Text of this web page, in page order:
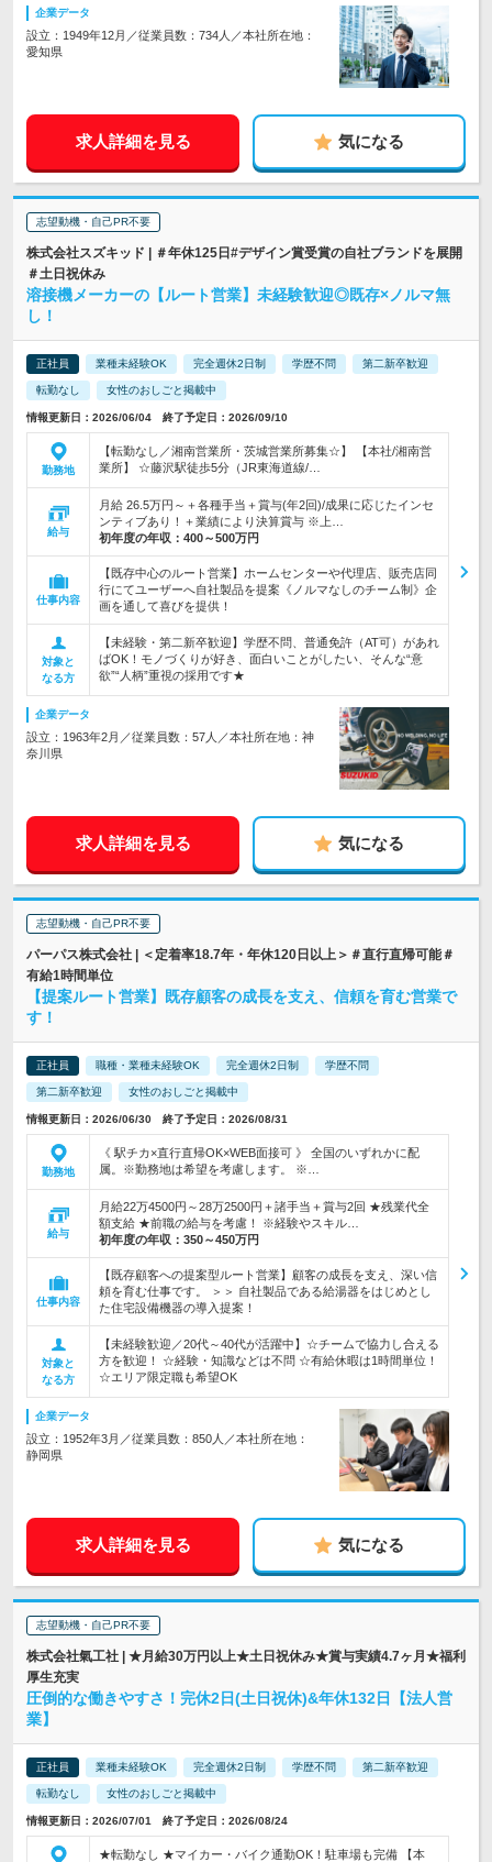
企業データ
設立：1949年12月／従業員数：734人／本社所在地：
愛知県
求人詳細を見る 気になる
志望動機・自己PR不要
株式会社スズキッド | ＃年休125日#デザイン賞受賞の自社ブランドを展開
＃土日祝休み
溶接機メーカーの【ルート営業】未経験歓迎◎既存×ノルマ無
し！
正社員 業種未経験OK 完全週休2日制 学歴不問 第二新卒歓迎
転勤なし 女性のおしごと掲載中
情報更新日：2026/06/04 終了予定日：2026/09/10
勤務地
【転勤なし／湘南営業所・茨城営業所募集☆】 【本社/湘南営
業所】 ☆藤沢駅徒歩5分（JR東海道線/…
給与
月給 26.5万円～＋各種手当＋賞与(年2回)/成果に応じたインセ
ンティブあり！＋業績により決算賞与 ※上…
初年度の年収： 400～500万円
仕事内容
【既存中心のルート営業】ホームセンターや代理店、販売店同
行にてユーザーへ自社製品を提案《ノルマなしのチーム制》企
画を通して喜びを提供！
対象と
なる方
【未経験・第二新卒歓迎】学歴不問、普通免許（AT可）があれ
ばOK！モノづくりが好き、面白いことがしたい、そんな“意
欲”“人柄”重視の採用です★
企業データ
設立：1963年2月／従業員数：57人／本社所在地：神
奈川県
求人詳細を見る 気になる
志望動機・自己PR不要
パーパス株式会社 | ＜定着率18.7年・年休120日以上＞＃直行直帰可能＃
有給1時間単位
【提案ルート営業】既存顧客の成長を支え、信頼を育む営業で
す！
正社員 職種・業種未経験OK 完全週休2日制 学歴不問
第二新卒歓迎 女性のおしごと掲載中
情報更新日：2026/06/30 終了予定日：2026/08/31
勤務地
《 駅チカ×直行直帰OK×WEB面接可 》 全国のいずれかに配
属。※勤務地は希望を考慮します。 ※…
給与
月給22万4500円～28万2500円＋諸手当＋賞与2回 ★残業代全
額支給 ★前職の給与を考慮！ ※経験やスキル…
初年度の年収： 350～450万円
仕事内容
【既存顧客への提案型ルート営業】顧客の成長を支え、深い信
頼を育む仕事です。 ＞＞ 自社製品である給湯器をはじめとし
た住宅設備機器の導入提案！
対象と
なる方
【未経験歓迎／20代～40代が活躍中】☆チームで協力し合える
方を歓迎！ ☆経験・知識などは不問 ☆有給休暇は1時間単位！
☆エリア限定職も希望OK
企業データ
設立：1952年3月／従業員数：850人／本社所在地：
静岡県
求人詳細を見る 気になる
志望動機・自己PR不要
株式会社氣工社 | ★月給30万円以上★土日祝休み★賞与実績4.7ヶ月★福利
厚生充実
圧倒的な働きやすさ！完休2日(土日祝休)&年休132日【法人営
業】
正社員 業種未経験OK 完全週休2日制 学歴不問 第二新卒歓迎
転勤なし 女性のおしごと掲載中
情報更新日：2026/07/01 終了予定日：2026/08/24
★転勤なし ★マイカー・バイク通勤OK！駐車場も完備 【本